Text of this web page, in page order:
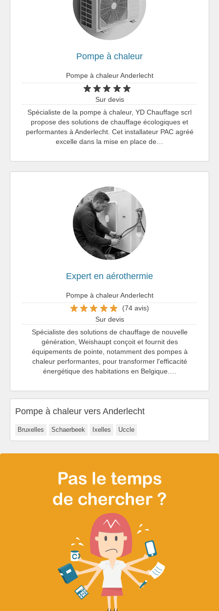
Pompe à chaleur
Pompe à chaleur Anderlecht
Sur devis
Spécialiste de la pompe à chaleur, YD Chauffage scrl
propose des solutions de chauffage écologiques et
performantes à Anderlecht. Cet installateur PAC agréé
excelle dans la mise en place de…
Expert en aérothermie
Pompe à chaleur Anderlecht
(74 avis)
Sur devis
Spécialiste des solutions de chauffage de nouvelle
génération, Weishaupt conçoit et fournit des
équipements de pointe, notamment des pompes à
chaleur performantes, pour transformer l'efficacité
énergétique des habitations en Belgique.…
Pompe à chaleur vers Anderlecht
Bruxelles Schaerbeek Ixelles Uccle